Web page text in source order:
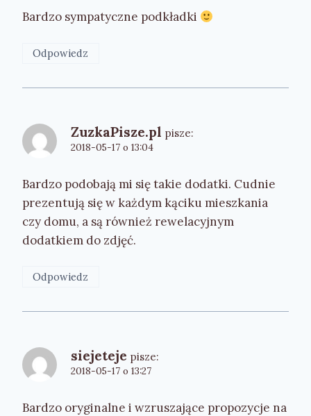
Bardzo sympatyczne podkładki
Odpowiedz
ZuzkaPisze.pl pisze:
2018-05-17 o 13:04
Bardzo podobają mi się takie dodatki. Cudnie
prezentują się w każdym kąciku mieszkania
czy domu, a są również rewelacyjnym
dodatkiem do zdjęć.
Odpowiedz
siejeteje pisze:
2018-05-17 o 13:27
Bardzo oryginalne i wzruszające propozycje na